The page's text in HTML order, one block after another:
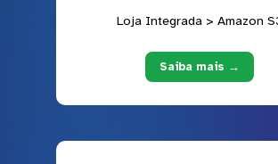
Loja Integrada > Amazon
Saiba mais →